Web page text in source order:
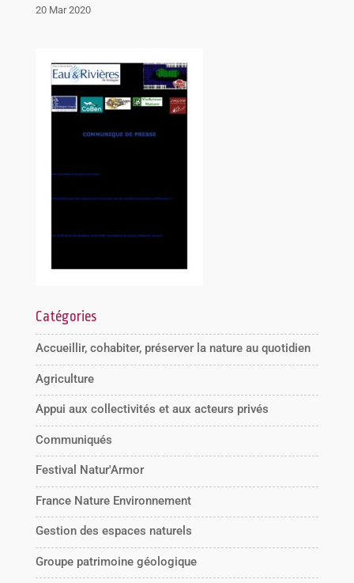
20 Mar 2020
Catégories
Accueillir, cohabiter, préserver la nature au quotidien
Agriculture
Appui aux collectivités et aux acteurs privés
Communiqués
Festival Natur'Armor
France Nature Environnement
Gestion des espaces naturels
Groupe patrimoine géologique